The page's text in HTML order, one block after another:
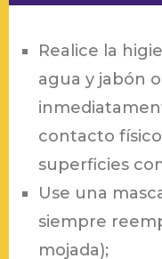
Realice la
agua y jabón
contacto
superficies
Use una
siempre
mojada);